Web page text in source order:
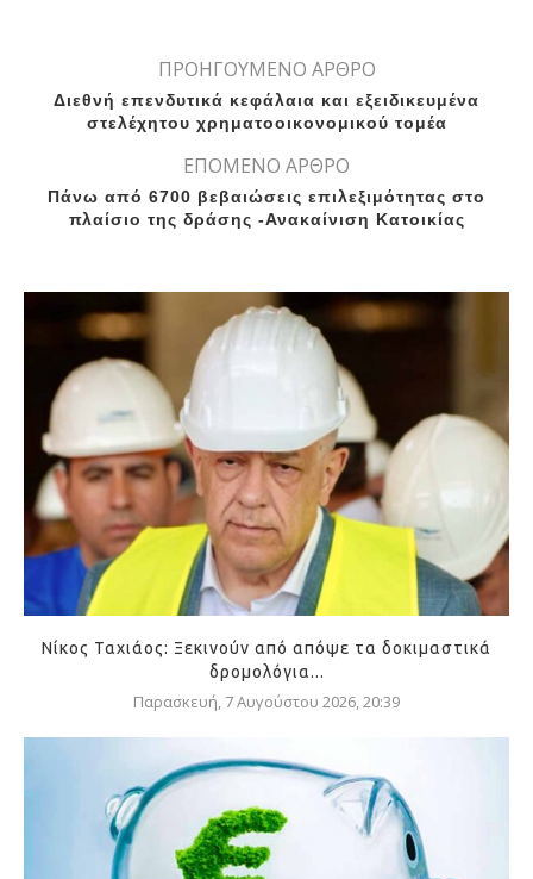
ΠΡΟΗΓΟΥΜΕΝΟ ΑΡΘΡΟ
Διεθνή επενδυτικά κεφάλαια και εξειδικευμένα
στελέχητου χρηματοοικονομικού τομέα
ΕΠΟΜΕΝΟ ΑΡΘΡΟ
Πάνω από 6700 βεβαιώσεις επιλεξιμότητας στο
πλαίσιο της δράσης -Ανακαίνιση Κατοικίας
Νίκος Ταχιάος: Ξεκινούν από απόψε τα δοκιμαστικά
δρομολόγια...
Παρασκευή, 7 Αυγούστου 2026, 20:39